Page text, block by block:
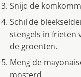
Snijd de
Schil de
stengels in frieten
de groenten.
Meng de
mosterd.